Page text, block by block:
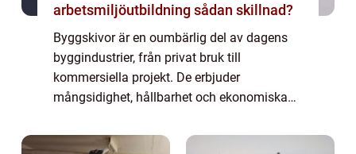
arbetsmiljöutbildning sådan skillnad?
Byggskivor är en oumbärlig del av dagens
byggindustrier, från privat bruk till
kommersiella projekt. De erbjuder
mångsidighet, hållbarhet och ekonomiska
artikel belyser ...